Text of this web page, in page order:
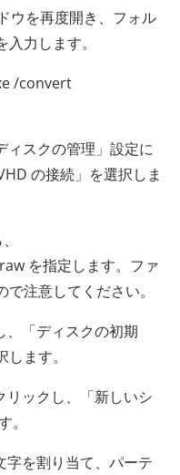
ウを再度開き、フォル
力します。
/convert
ィスクの管理」設定に
の接続」を選択しま
を指定します。ファ
注意してください。
、「ディスクの初期
ます。
リックし、「新しいシ
。
字を割り当て、パーテ